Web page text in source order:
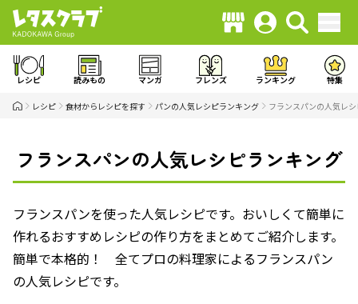
レシピ 読みもの マンガ フレンズ ランキング 特集
レシピ 食材からレシピを探す パンの人気レシピランキング フランスパンの人気レ
フランスパンの人気レシピランキング
フランスパンを使った人気レシピです。おいしくて簡単に
作れるおすすめレシピの作り方をまとめてご紹介します。
簡単で本格的！ 全てプロの料理家によるフランスパン
の人気レシピです。